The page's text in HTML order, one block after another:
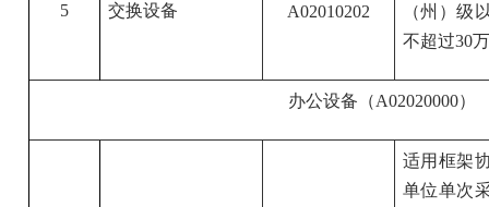
5 交换设备 A02010202
（州）级
不超过30
办公设备（A02020000）
适用框架
单位单次